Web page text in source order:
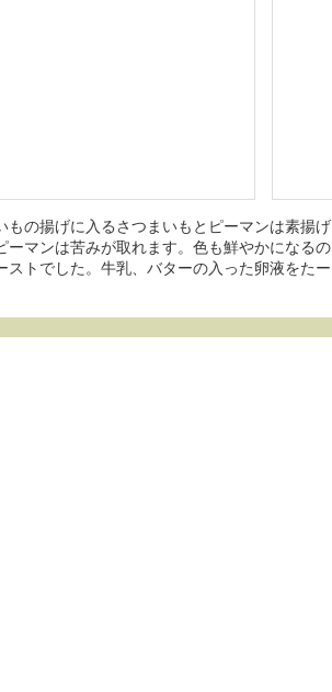
もの揚げに入るさつまいもとピーマンは素揚
ーマンは苦みが取れます。色も鮮やかになる
ストでした。牛乳、バターの入った卵液をた